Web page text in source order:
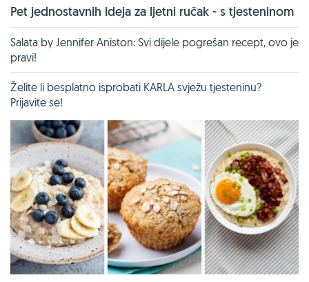
Pet jednostavnih ideja za ljetni ručak - s tjesteninom
Salata by Jennifer Aniston: Svi dijele pogrešan recept, ovo je
pravi!
Želite li besplatno isprobati KARLA svježu tjesteninu?
Prijavite se!